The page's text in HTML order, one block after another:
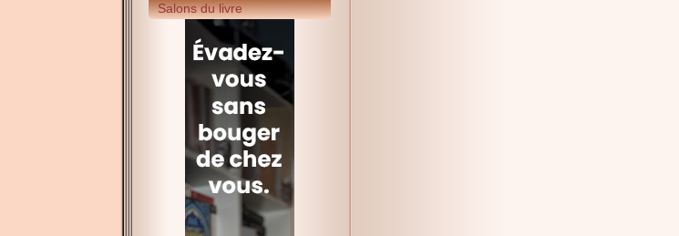
Salons du livre